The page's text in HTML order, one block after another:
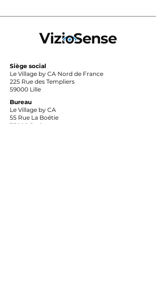
Siège social
Le Village by CA Nord de France
225 Rue des Templiers
59000 Lille
Bureau
Le Village by CA
55 Rue La Boétie
75008 Paris